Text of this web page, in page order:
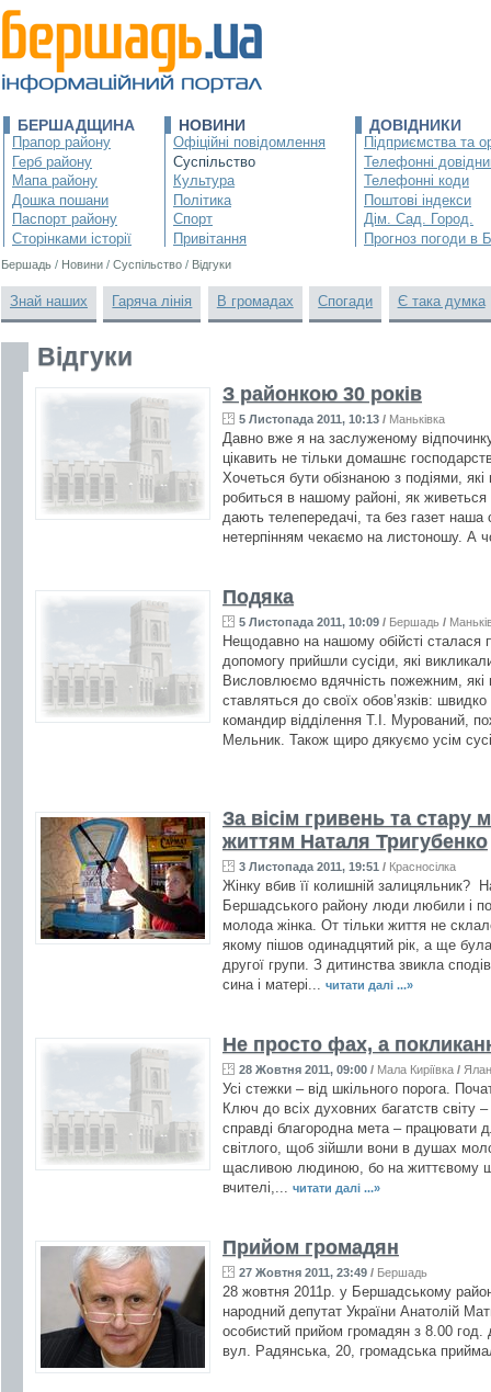
БЕРШАДЩИНА
Прапор району
Герб району
Мапа району
Дошка пошани
Паспорт району
Сторінками історії
НОВИНИ
Офіційні повідомлення
Суспільство
Культура
Політика
Спорт
Привітання
ДОВІДНИКИ
Підприємства та
Телефонні
Телефонні коди
Поштові індекси
Дім. Сад. Город.
Прогноз погоди в
Бершадь / Новини / Суспільство / Відгуки
Знай наших Гаряча лінія В громадах Спогади Є така думка
Відгуки
З районкою 30 років
5 Листопада 2011, 10:13 / Маньківка
Давно вже я на заслуженому
цікавить не тільки домашнє
Хочеться бути обізнаною з подіями, які
робиться в нашому районі, як
дають телепередачі, та без газет
нетерпінням чекаємо на листоношу. А
Подяка
5 Листопада 2011, 10:09 / Бершадь /
Нещодавно на нашому обійсті сталася
допомогу прийшли сусіди, які
Висловлюємо вдячність пожежним, які
ставляться до своїх обов’язків:
командир відділення Т.І. Мурований,
Мельник. Також щиро дякуємо усім
За вісім гривень та стару
життям Наталя Тригубенко
3 Листопада 2011, 19:51 / Красносілка
Жінку вбив її колишній залицяльник?
Бершадського району люди любили і
молода жінка. От тільки життя не
якому пішов одинадцятий рік, а ще
другої групи. З дитинства звикла
сина і матері...
читати далі ...»
Не просто фах, а
28 Жовтня 2011, 09:00 / Мала Киріївка /
Усі стежки – від шкільного порога.
Ключ до всіх духовних багатств світу
справді благородна мета – працювати
світлого, щоб зійшли вони в душах
щасливою людиною, бо на життєвому
вчителі,...
читати далі ...»
Прийом громадян
27 Жовтня 2011, 23:49 / Бершадь
28 жовтня 2011р. у Бершадському
народний депутат України Анатолій
особистий прийом громадян з 8.00
вул. Радянська, 20, громадська